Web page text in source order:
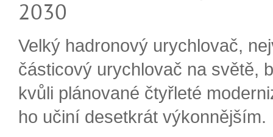
2030
Velký hadronový urychlovač,
částicový urychlovač na světě,
kvůli plánované čtyřleté
ho učiní desetkrát výkonnějším.